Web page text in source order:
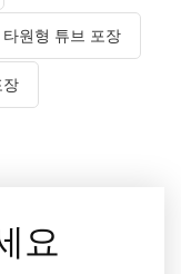
원형 튜브 포장
요